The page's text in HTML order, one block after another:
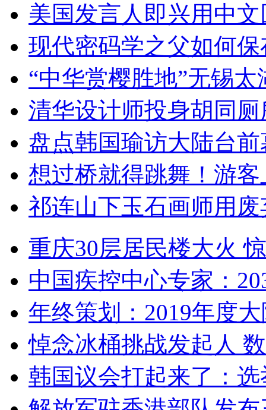
美国发言人即兴用中
现代密码学之父如何
“中华赏樱胜地”无锡
清华设计师投身胡同
盘点韩国瑜访大陆台
想过桥就得跳舞！游客
祁连山下玉石画师用
重庆30层居民楼大火
中国疾控中心专家：
年终策划：2019年度
悼念冰桶挑战发起人
韩国议会打起来了：